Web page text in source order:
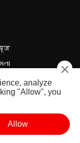
ABP దేశం ×
analyze
"Allow", you
Allow